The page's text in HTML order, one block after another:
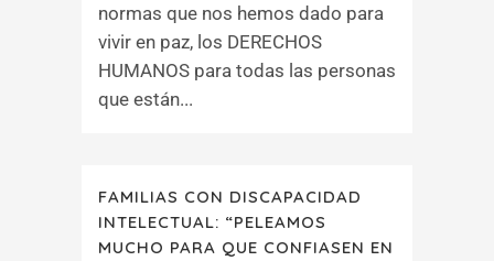
normas que nos hemos dado para
vivir en paz, los DERECHOS
HUMANOS para todas las personas
que están...
FAMILIAS CON DISCAPACIDAD
INTELECTUAL: “PELEAMOS
MUCHO PARA QUE CONFIASEN EN